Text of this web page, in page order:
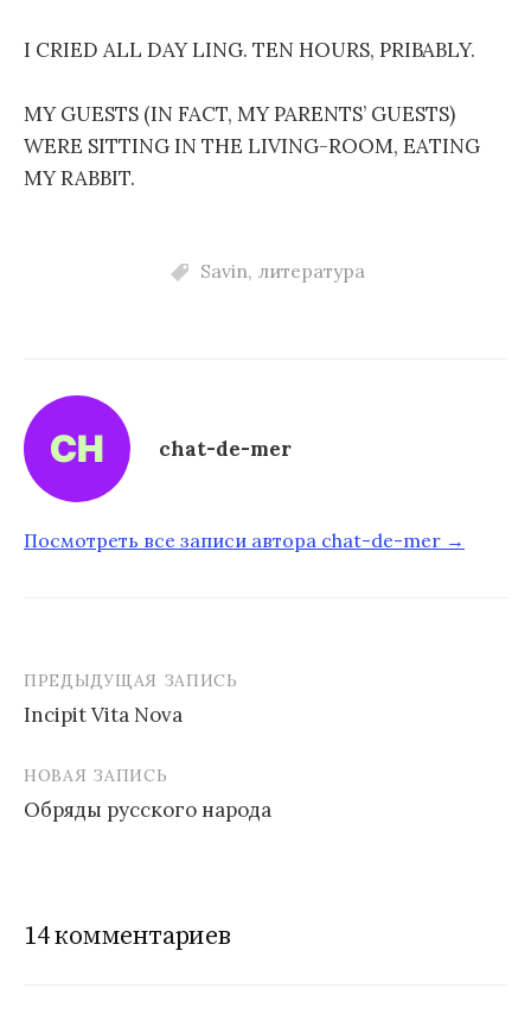
I CRIED ALL DAY LING. TEN HOURS, PRIBABLY.
MY GUESTS (IN FACT, MY PARENTS’ GUESTS)
WERE SITTING IN THE LIVING-ROOM, EATING
MY RABBIT.
Savin, литература
chat-de-mer
Посмотреть все записи автора chat-de-mer →
а
г
ПРЕДЫДУЩАЯ ЗАПИСЬ
Incipit Vita Nova
НОВАЯ ЗАПИСЬ
Обряды русского народа
14 комментариев